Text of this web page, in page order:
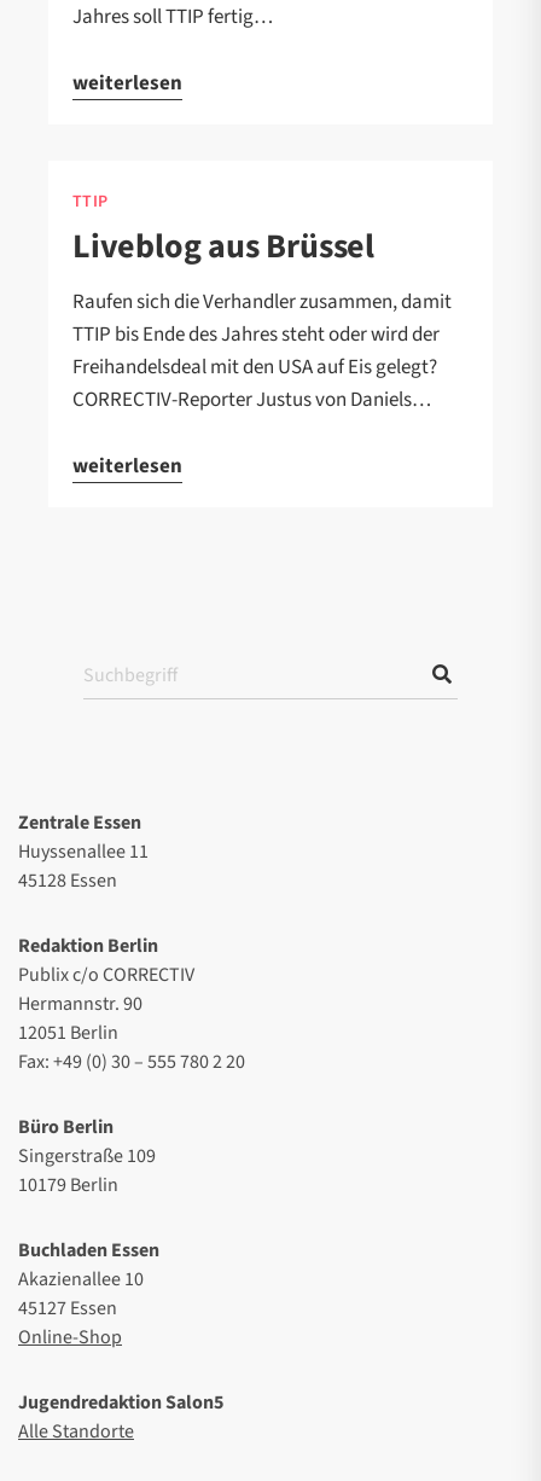
Jahres soll TTIP fertig…
weiterlesen
TTIP
Liveblog aus Brüssel
Raufen sich die Verhandler zusammen, damit
TTIP bis Ende des Jahres steht oder wird der
Freihandelsdeal mit den USA auf Eis gelegt?
CORRECTIV-Reporter Justus von Daniels…
weiterlesen
Zentrale Essen
Huyssenallee 11
45128 Essen
Redaktion Berlin
Publix c/o CORRECTIV
Hermannstr. 90
12051 Berlin
Fax: +49 (0) 30 – 555 780 2 20
Büro Berlin
Singerstraße 109
10179 Berlin
Buchladen Essen
Akazienallee 10
45127 Essen
Online-Shop
Jugendredaktion Salon5
Alle Standorte